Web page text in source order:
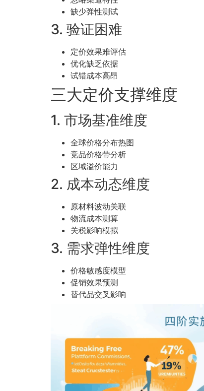
缺少弹性测试
3. 验证困难
定价效果难评估
优化缺乏依据
试错成本高昂
三大定价支撑维度
1. 市场基准维度
全球价格分布热图
竞品价格带分析
区域溢价能力
2. 成本动态维度
原材料波动关联
物流成本测算
关税影响模拟
3. 需求弹性维度
价格敏感度模型
促销效果预测
替代品交叉影响